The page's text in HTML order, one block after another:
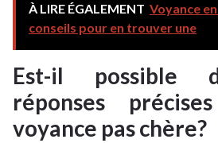
À LIRE ÉGALEMENT Voyance
conseils pour en trouver une
Est-il possible
réponses
voyance pas chère?